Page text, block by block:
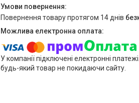
повернення товару протягом 14 днів
У компанії підключені електронні
будь-який товар не покидаючи сайту.